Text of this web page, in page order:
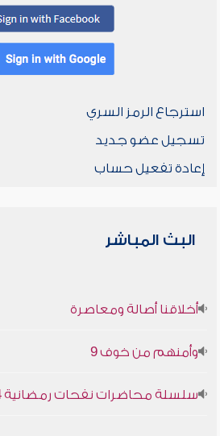
استرجاع الرمز السري
تسجيل عضو جديد
إعادة تفعيل حساب
البث المباشر
أخلاقنا أصالة ومعاصرة
وأمنهم من خوف 9
سلسلة محاضرات نفحات رمضانية 1444هـ